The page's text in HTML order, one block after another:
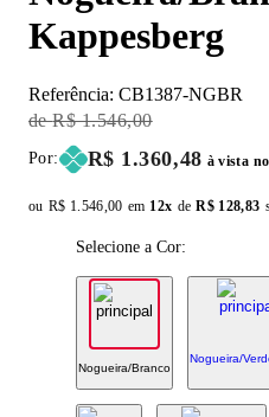
Kappesberg
Referência: CB1387-NGBR
Original Price:
R$ 1.546,00
Por: Price:
R$ 1.360,48 à vista
ou Original price:
R$ 1.546,00 em 12x de R$ 128,83
Selecione a Cor:
Nogueira/Branco
Nogueira/